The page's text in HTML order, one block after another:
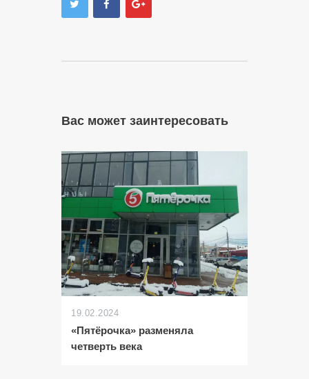
Вас может заинтересовать
19.02.2024
«Пятёрочка» разменяла
четверть века